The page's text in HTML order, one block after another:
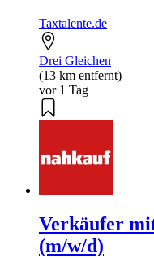
Taxtalente.de
Drei Gleichen
(13 km entfernt)
vor 1 Tag
Verkäufer
(m/w/d)